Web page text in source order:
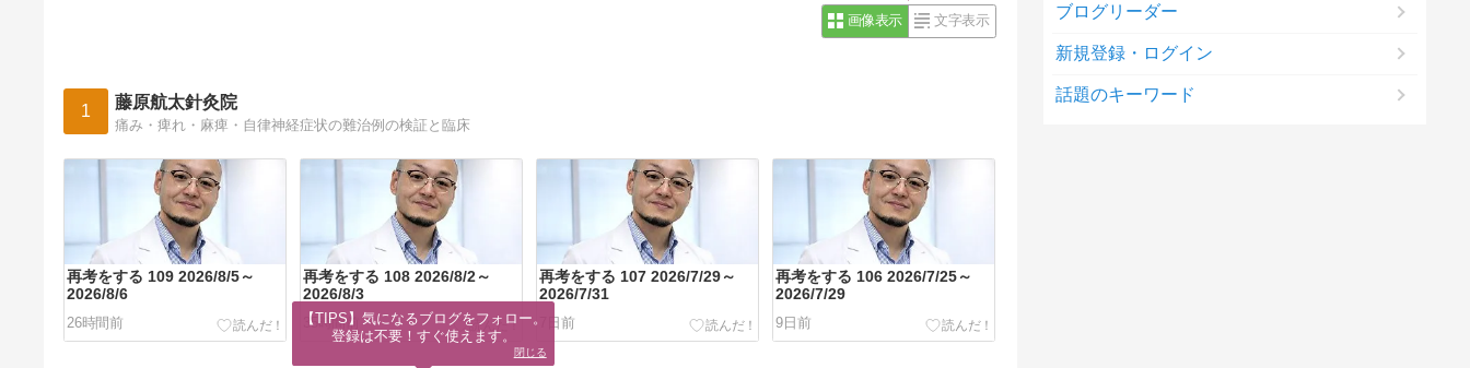
画像表示 文字表示
1 藤原航太針灸院
痛み・痺れ・麻痺・自律神経症状の難治例の検証と臨床
再考をする 109 2026/8/5～
2026/8/6
26時間前
再考をする 108 2026/8/2～
2026/8/3
35時間前
再考をする 107 2026/7/29～
2026/7/31
7日前
再考をする 106 2026/7/25～
2026/7/29
9日前
ブログリーダー
新規登録・ログイン
話題のキーワード
【TIPS】気になるブログをフォロー。
登録は不要！すぐ使えます。
閉じる